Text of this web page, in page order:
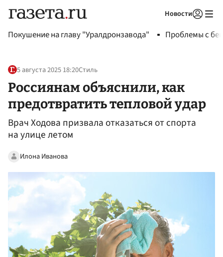
Новости
Покушение на главу "Уралдронзавода" Проблемы с
5 августа 2025 18:20Стиль
Россиянам объяснили, как
предотвратить тепловой удар
Врач Ходова призвала отказаться от спорта
на улице летом
Илона Иванова